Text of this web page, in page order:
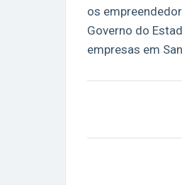
os
Governo do
empresas em